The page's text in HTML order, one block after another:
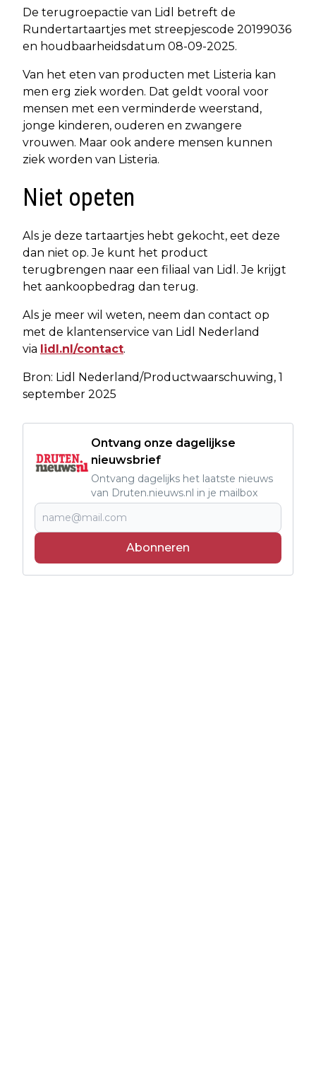
De terugroepactie van Lidl betreft de
Rundertartaartjes met streepjescode 20199036
en houdbaarheidsdatum 08-09-2025.
Van het eten van producten met Listeria kan
men erg ziek worden. Dat geldt vooral voor
mensen met een verminderde weerstand,
jonge kinderen, ouderen en zwangere
vrouwen. Maar ook andere mensen kunnen
ziek worden van Listeria.
Niet opeten
Als je deze tartaartjes hebt gekocht, eet deze
dan niet op. Je kunt het product
terugbrengen naar een filiaal van Lidl. Je krijgt
het aankoopbedrag dan terug.
Als je meer wil weten, neem dan contact op
met de klantenservice van Lidl Nederland
via lidl.nl/contact.
Bron: Lidl Nederland/Productwaarschuwing, 1
september 2025
Ontvang onze dagelijkse
nieuwsbrief
Ontvang dagelijks het laatste nieuws
van Druten.nieuws.nl in je mailbox
Abonneren